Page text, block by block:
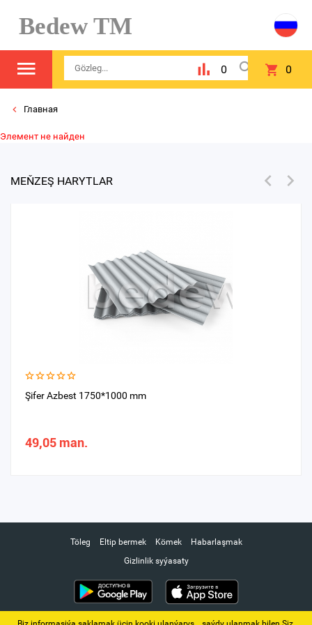
Bedew TM
0 0
Главная
Элемент не найден
MEŇZEŞ HARYTLAR
Şifer Azbest 1750*1000 mm
49,05 man.
Töleg Eltip bermek Kömek
Habarlaşmak
Gizlinlik syýasaty